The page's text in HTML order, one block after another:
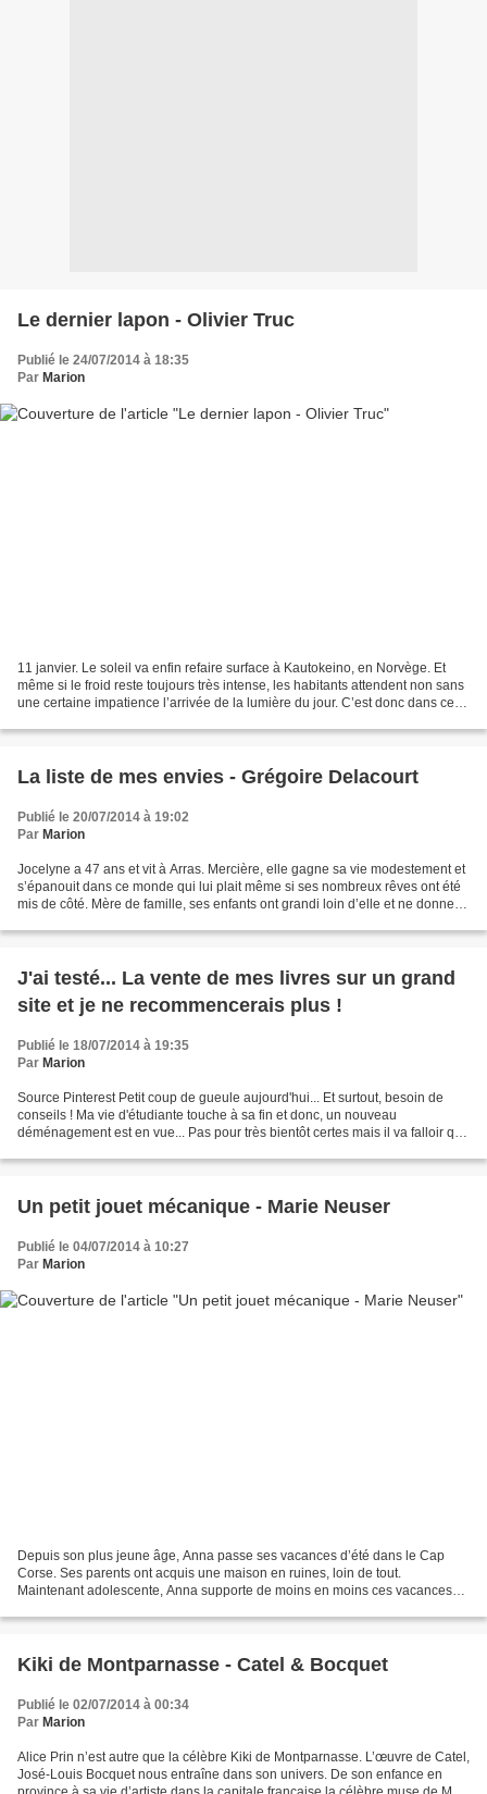
Le dernier lapon - Olivier Truc
Publié le 24/07/2014 à 18:35
Par Marion
11 janvier. Le soleil va enfin refaire surface à Kautokeino, en Norvège. Et
même si le froid reste toujours très intense, les habitants attendent non sans
une certaine impatience l’arrivée de la lumière du jour. C’est donc dans ce
La liste de mes envies - Grégoire Delacourt
Publié le 20/07/2014 à 19:02
Par Marion
Jocelyne a 47 ans et vit à Arras. Mercière, elle gagne sa vie modestement et
s’épanouit dans ce monde qui lui plait même si ses nombreux rêves ont été
mis de côté. Mère de famille, ses enfants ont grandi loin d’elle et ne donnent
J'ai testé... La vente de mes livres sur un grand
site et je ne recommencerais plus !
Publié le 18/07/2014 à 19:35
Par Marion
Source Pinterest Petit coup de gueule aujourd'hui... Et surtout, besoin de
conseils ! Ma vie d'étudiante touche à sa fin et donc, un nouveau
déménagement est en vue... Pas pour très bientôt certes mais il va falloir que
Un petit jouet mécanique - Marie Neuser
Publié le 04/07/2014 à 10:27
Par Marion
Depuis son plus jeune âge, Anna passe ses vacances d’été dans le Cap
Corse. Ses parents ont acquis une maison en ruines, loin de tout.
Maintenant adolescente, Anna supporte de moins en moins ces vacances
Kiki de Montparnasse - Catel & Bocquet
Publié le 02/07/2014 à 00:34
Par Marion
Alice Prin n’est autre que la célèbre Kiki de Montparnasse. L’œuvre de Catel,
José-Louis Bocquet nous entraîne dans son univers. De son enfance en